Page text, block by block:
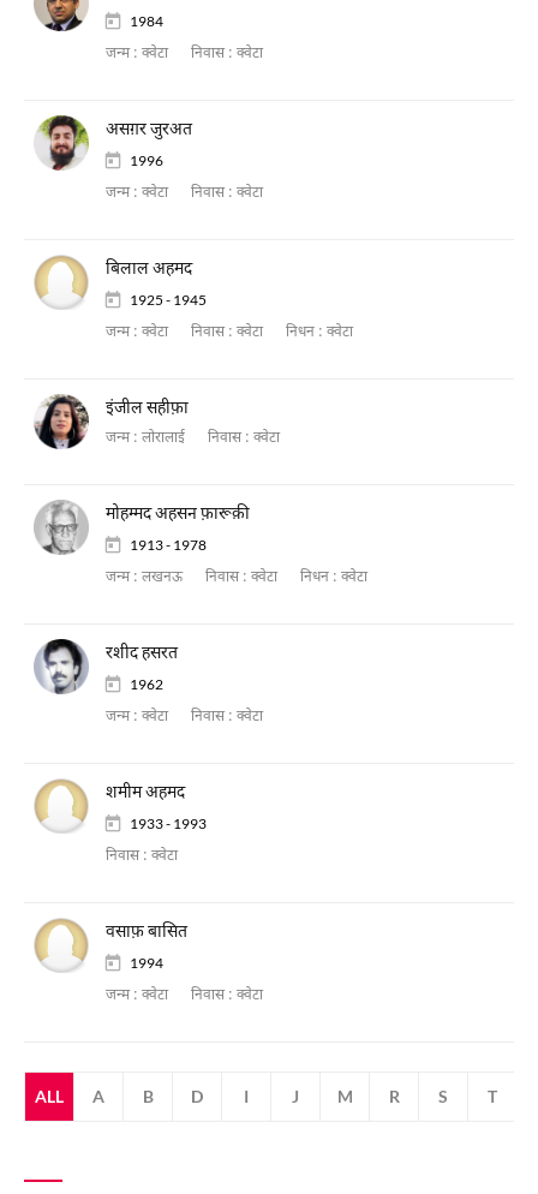
1984
जन्म : क्वेटा निवास : क्वेटा
असग़र जुरअत
1996
जन्म : क्वेटा निवास : क्वेटा
बिलाल अहमद
1925 - 1945
जन्म : क्वेटा निवास : क्वेटा निधन : क्वेटा
इंजील सहीफ़ा
जन्म : लोरालाई निवास : क्वेटा
मोहम्मद अहसन फ़ारूक़ी
1913 - 1978
जन्म : लखनऊ निवास : क्वेटा निधन : क्वेटा
रशीद हसरत
1962
जन्म : क्वेटा निवास : क्वेटा
शमीम अहमद
1933 - 1993
निवास : क्वेटा
वसाफ़ बासित
1994
जन्म : क्वेटा निवास : क्वेटा
ALL A B D I J M R S T